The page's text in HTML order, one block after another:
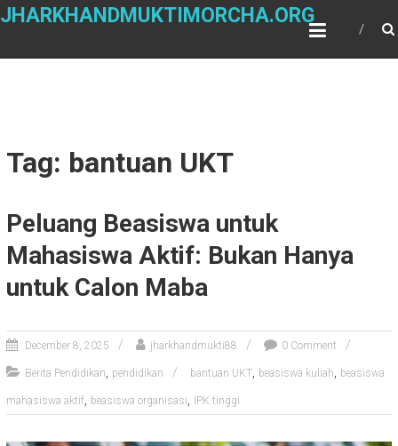
Skip
JHARKHANDMUKTIMORCHA.ORG
Tag: bantuan UKT
Peluang Beasiswa untuk
Mahasiswa Aktif: Bukan Hanya
untuk Calon Maba
December 8, 2025 jharkhandmukti88 0 Comment
Berita Pendidikan, pendidikan bantuan UKT, beasiswa kuliah, beasiswa
mahasiswa aktif, beasiswa organisasi, IPK tinggi